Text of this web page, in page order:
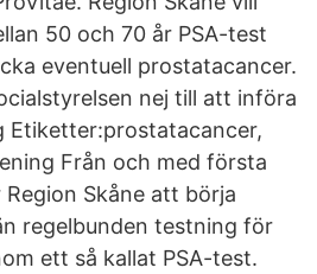
50 och 70 år PSA-test
eventuell prostatacancer.
nej till att införa
Etiketter:prostatacancer,
Från och med första
Skåne att börja
regelbunden testning för
ett så kallat PSA-test.